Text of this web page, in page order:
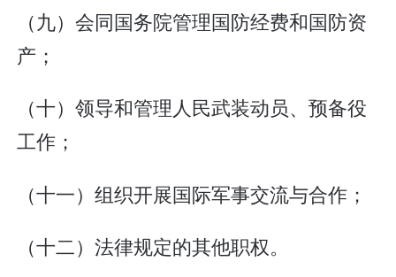
（九）会同国务院管理国防经费和国防资
产；
（十）领导和管理人民武装动员、预备役
工作；
（十一）组织开展国际军事交流与合作；
（十二）法律规定的其他职权。